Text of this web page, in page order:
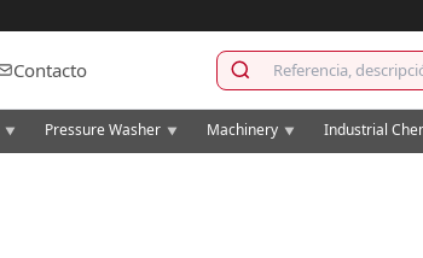
Contacto
▼ Pressure Washer ▼ Machinery ▼ Industrial